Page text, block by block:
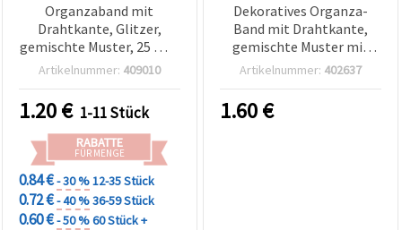
Organzaband mit
Drahtkante, Glitzer,
gemischte Muster, 25 mm
x 2,5–2,7 m – Bastel- &
Artikelnummer: 409010
1.20€ 1-11 Stück
RABATTE
FÜR MENGE
0.84 €- 30 %12-35 Stück
0.72 €- 40 %36-59 Stück
0.60 €- 50 %60 Stück +
Dekoratives Organza-
Band mit Drahtkante,
gemischte Muster mit
Glitzer, 63 mm x 2,7 m
Artikelnummer: 402637
1.60€